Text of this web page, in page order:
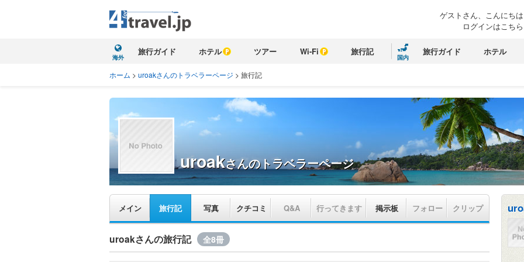
ゲストさん、こんにちは
ログインはこちら
海外
旅行ガイド ホテル ツアー Wi-Fi 旅行記
国内
旅行ガイド ホテル
ホーム > uroakさんのトラベラーページ > 旅行記
uroakさんのトラベラーページ
メイン 旅行記 写真 クチコミ Q&A 行ってきます 掲示板 フォロー クリップ
uroakさんの旅行記 全8冊